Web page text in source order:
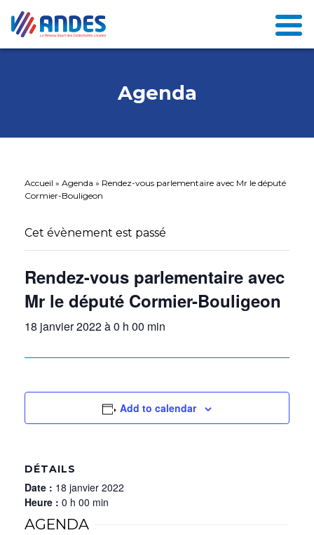
Agenda
Accueil » Agenda » Rendez-vous parlementaire avec Mr le député
Cormier-Bouligeon
Cet évènement est passé
Rendez-vous parlementaire avec
Mr le député Cormier-Bouligeon
18 janvier 2022 à 0 h 00 min
Add to calendar
DÉTAILS
Date : 18 janvier 2022
Heure : 0 h 00 min
AGENDA